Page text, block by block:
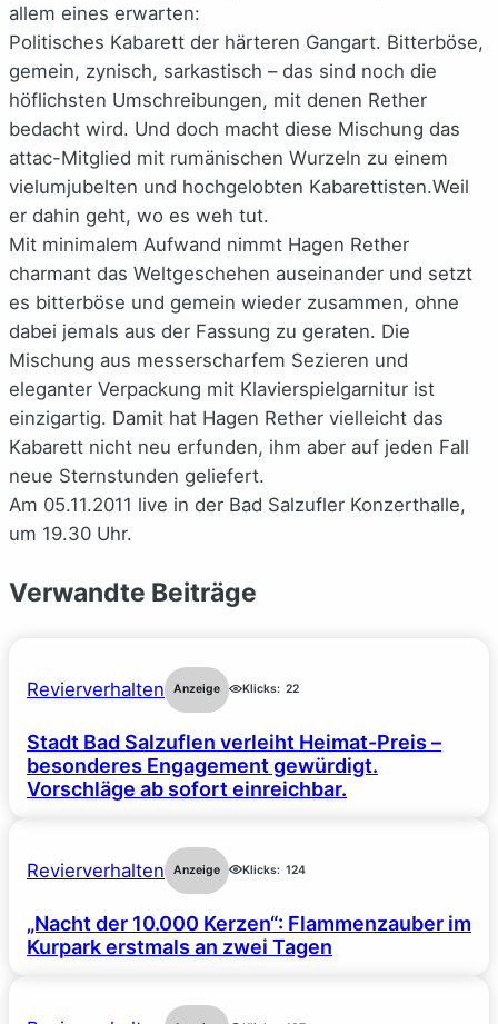
allem eines erwarten:
Politisches Kabarett der härteren Gangart. Bitterböse,
gemein, zynisch, sarkastisch – das sind noch die
höflichsten Umschreibungen, mit denen Rether
bedacht wird. Und doch macht diese Mischung das
attac-Mitglied mit rumänischen Wurzeln zu einem
vielumjubelten und hochgelobten Kabarettisten.Weil
er dahin geht, wo es weh tut.
Mit minimalem Aufwand nimmt Hagen Rether
charmant das Weltgeschehen auseinander und setzt
es bitterböse und gemein wieder zusammen, ohne
dabei jemals aus der Fassung zu geraten. Die
Mischung aus messerscharfem Sezieren und
eleganter Verpackung mit Klavierspielgarnitur ist
einzigartig. Damit hat Hagen Rether vielleicht das
Kabarett nicht neu erfunden, ihm aber auf jeden Fall
neue Sternstunden geliefert.
Am 05.11.2011 live in der Bad Salzufler Konzerthalle,
um 19.30 Uhr.
Verwandte Beiträge
Revierverhalten Anzeige Klicks: 22
Stadt Bad Salzuflen verleiht Heimat-Preis –
besonderes Engagement gewürdigt.
Vorschläge ab sofort einreichbar.
Revierverhalten Anzeige Klicks: 124
„Nacht der 10.000 Kerzen“: Flammenzauber im
Kurpark erstmals an zwei Tagen